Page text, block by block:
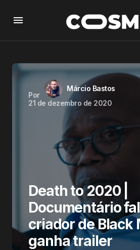
Por
Márcio Bastos
21 de dezembro de 2020
Death to 2020 |
Documentário
criador de Black
ganha trailer